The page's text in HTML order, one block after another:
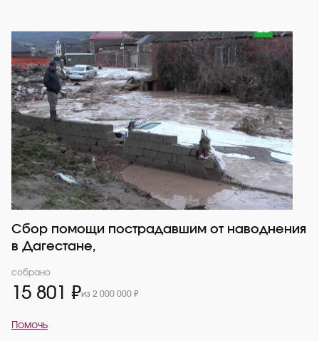
Сбор помощи пострадавшим от наводнения
в Дагестане,
собрано
15 801 ₽из 2 000 000 ₽
Помочь